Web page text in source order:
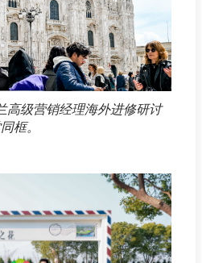
高级营销经理海外进修研讨
框。